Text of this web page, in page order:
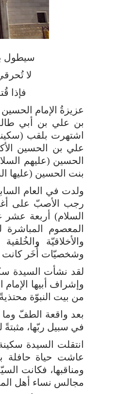
سيطول
لا
فإذا
عزيزةُ الإمام
بن علي بن أبي
اشتهرت بلقب
علي بن الحسين
الحسين (عليهم
بنت الحسين (عليها
ولدت في العام
رجب الأصبّ على
السلام) أربعة عشر
المعصوم المباشرة
والأخلاقيّة
وشخصيّات أُخَر كانت
لقد نشأت السيدة
وإشراف أبيها
من بيت النبوّة
بعد واقعة الطفّ
في سبيل ربّها، مثبتةً
انتقلت السيدة
عاشت حياة حافلة
ومناقبها، فكانت
مجالس نساء أهل